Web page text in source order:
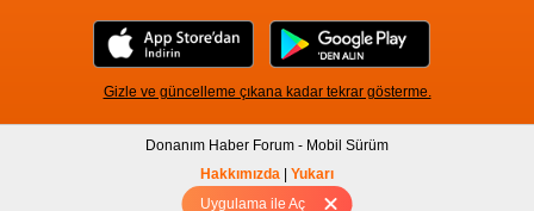
Uygulama ile Aç
Gizle ve güncelleme çıkana kadar tekrar gösterme.
Donanım Haber Forum - Mobil Sürüm
Hakkımızda | Yukarı